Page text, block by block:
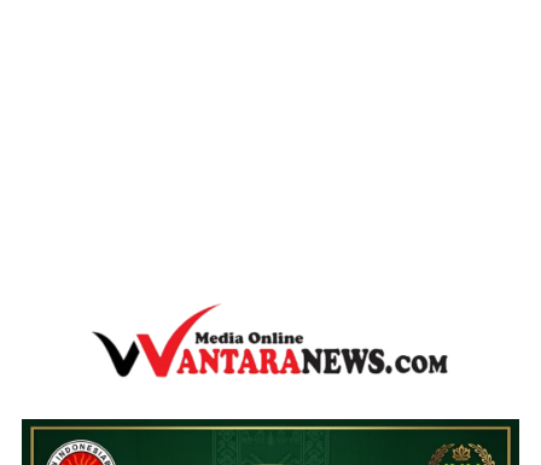
wantaranews.com